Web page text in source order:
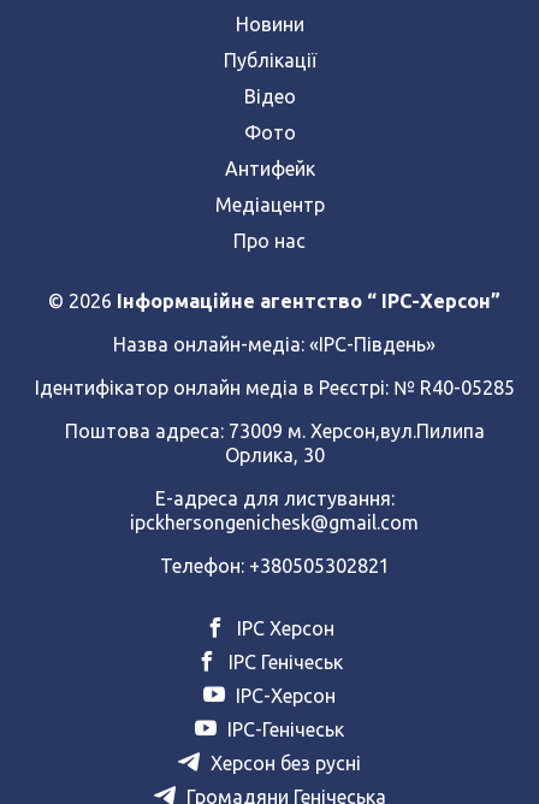
Новини
Публікації
Відео
Фото
Антифейк
Медіацентр
Про нас
© 2026 Інформаційне агентство “ IPC-Херсон”
Назва онлайн-медіа: «ІРС-Південь»
Ідентифікатор онлайн медіа в Реєстрі: № R40-05285
Поштова адреса: 73009 м. Херсон,вул.Пилипа
Орлика, 30
Е-адреса для листування:
ipckhersongenichesk@gmail.com
Телефон: +380505302821
ІРС Херсон
ІРС Генічеськ
ІРС-Херсон
ІРС-Генічеськ
Херсон без русні
Громадяни Генічеська